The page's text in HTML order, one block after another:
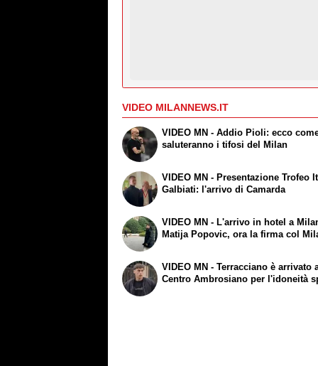
VIDEO MILANNEWS.IT
VIDEO MN - Addio Pioli: ecco
saluteranno i tifosi del Milan
VIDEO MN - Presentazione Trofeo
Galbiati: l'arrivo di Camarda
VIDEO MN - L'arrivo in hotel a
Matija Popovic, ora la firma col
VIDEO MN - Terracciano è arrivato
Centro Ambrosiano per l'idoneità